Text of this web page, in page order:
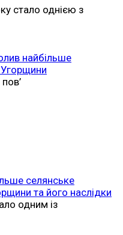
стало однією з
найбільше
Угорщини
селянське
та його наслідки
одним із